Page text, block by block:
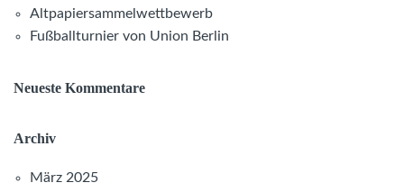
Altpapiersammelwettbewerb
Fußballturnier von Union Berlin
Neueste Kommentare
Archiv
März 2025